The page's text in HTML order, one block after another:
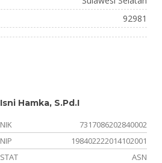
92981
Isni Hamka, S.Pd.I
NIK
7317086202840002
NIP
198402222014102001
STAT
ASN